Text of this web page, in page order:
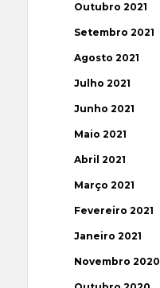
Outubro 2021
Setembro 2021
Agosto 2021
Julho 2021
Junho 2021
Maio 2021
Abril 2021
Março 2021
Fevereiro 2021
Janeiro 2021
Novembro 2020